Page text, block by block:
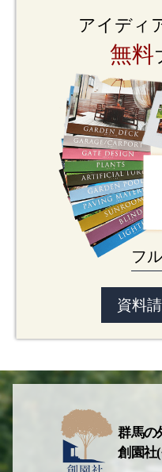
アイディ
無料
フ
資料
群馬の
創園社